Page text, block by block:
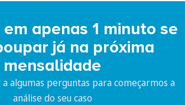
apenas 1 minuto se
já na próxima
mensalidade
algumas perguntas para começarmos a
análise do seu caso